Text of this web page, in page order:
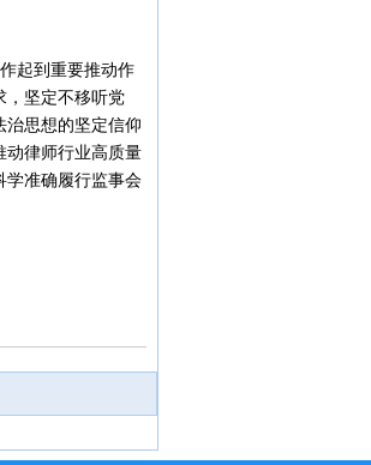
起到重要推动作
，坚定不移听党
治思想的坚定信仰
动律师行业高质量
学准确履行监事会